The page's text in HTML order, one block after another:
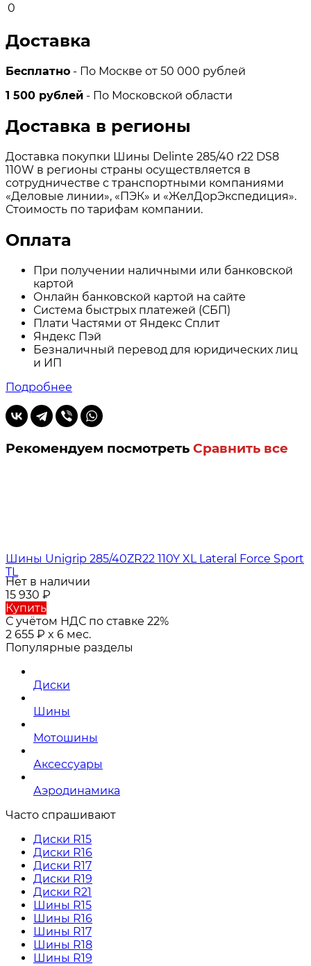
0
Доставка
Бесплатно - По Москве от 50 000 рублей
1 500 рублей - По Московской области
Доставка в регионы
Доставка покупки Шины Delinte 285/40 r22 DS8
110W в регионы страны осуществляется в
сотрудничестве с транспортными компаниями
«Деловые линии», «ПЭК» и «ЖелДорЭкспедиция».
Стоимость по тарифам компании.
Оплата
При получении наличными или банковской
картой
Онлайн банковской картой на сайте
Система быстрых платежей (СБП)
Плати Частями от Яндекс Сплит
Яндекс Пэй
Безналичный перевод для юридических лиц
и ИП
Подробнее
Рекомендуем посмотреть Сравнить все
Шины Unigrip 285/40ZR22 110Y XL Lateral Force Sport
TL
Нет в наличии
15 930 ₽
Купить
С учётом НДС по ставке 22%
2 655 ₽ x 6 мес.
Популярные разделы
Диски
Шины
Мотошины
Аксессуары
Аэродинамика
Часто спрашивают
Диски R15
Диски R16
Диски R17
Диски R19
Диски R21
Шины R15
Шины R16
Шины R17
Шины R18
Шины R19